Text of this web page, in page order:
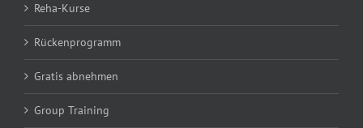
Reha-Kurse
Rückenprogramm
Gratis abnehmen
Group Training